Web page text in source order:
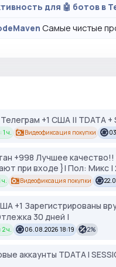
для 🤖 ботов в
Самые чистые
+1 США || TDATA +
1 ч. Видеофиксация покупки
+998 Лучшее
при входе }| Пол: Микс
ч. Видеофиксация покупки
+1 Зарегистрированы
30 дней |
ч. 06.08.2026 18:19 2%
аккаунты TDATA I